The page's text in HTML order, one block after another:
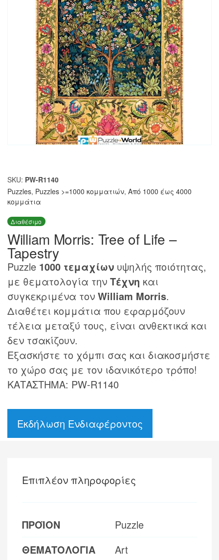
SKU: PW-R1140
Puzzles, Puzzles >=1000 κομματιών, Από 1000 έως 4000
κομμάτια
Διαθέσιμο
William Morris: Tree of Life –
Tapestry
Puzzle 1000 τεμαχίων υψηλής ποιότητας,
με θεματολογία την Τέχνη και
συγκεκριμένα τον William Morris.
Διαθέτει κομμάτια που εφαρμόζουν
τέλεια μεταξύ τους, είναι ανθεκτικά και
δεν τσακίζουν.
Εξασκήστε το χόμπι σας και διακοσμήστε
το χώρο σας με τον ιδανικότερο τρόπο!
ΚΑΤΑΣΤΗΜΑ: PW-R1140
Εκδήλωση Ενδιαφέροντος
Επιπλέον πληροφορίες
ΠΡΟΪΟΝ
Puzzle
ΘΕΜΑΤΟΛΟΓΙΑ
Art